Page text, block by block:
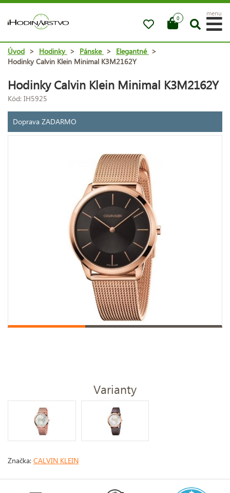
0
menu
Úvod > Hodinky > Pánske > Elegantné >
Hodinky Calvin Klein Minimal K3M2162Y
Hodinky Calvin Klein Minimal K3M2162Y
Kód: IH5925
Doprava ZADARMO
Varianty
Značka: CALVIN KLEIN